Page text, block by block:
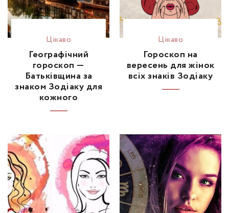
Цікаво
Географічний
гороскоп —
Батьківщина за
знаком Зодіаку для
кожного
Цікаво
Гороскоп на
вересень для жінок
всіх знаків Зодіаку